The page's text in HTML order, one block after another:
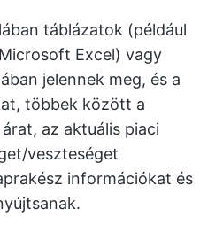
táblázatok (például
Excel) vagy
jelennek meg, és a
többek között a
az aktuális piaci
veszteséget
információkat és